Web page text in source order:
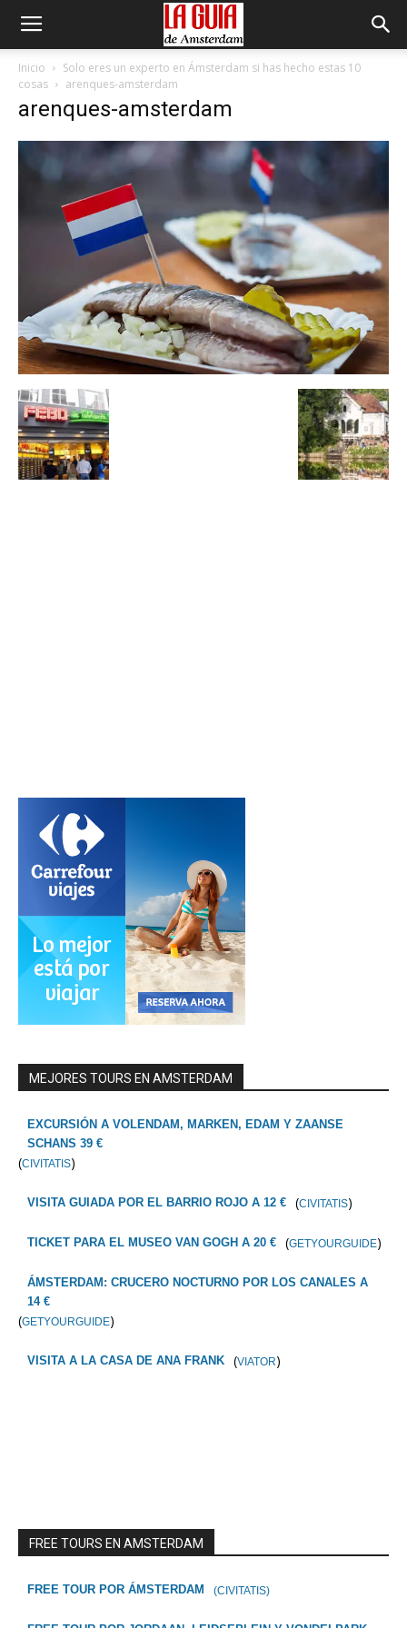
Inicio
Solo eres un experto en Ámsterdam si has hecho estas 10
cosas
arenques-amsterdam
arenques-amsterdam
MEJORES TOURS EN AMSTERDAM
EXCURSIÓN A VOLENDAM, MARKEN, EDAM Y ZAANSE
SCHANS 39 €
(CIVITATIS)
VISITA GUIADA POR EL BARRIO ROJO A 12 € (CIVITATIS)
TICKET PARA EL MUSEO VAN GOGH A 20 € (GETYOURGUIDE)
ÁMSTERDAM: CRUCERO NOCTURNO POR LOS CANALES A
14 €
(GETYOURGUIDE)
VISITA A LA CASA DE ANA FRANK (VIATOR)
FREE TOURS EN AMSTERDAM
FREE TOUR POR ÁMSTERDAM (CIVITATIS)